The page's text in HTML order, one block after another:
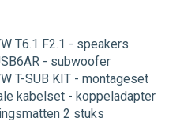
T6.1 F2.1 - speakers
- subwoofer
T-SUB KIT - montageset
kabelset - koppeladapter
2 stuks